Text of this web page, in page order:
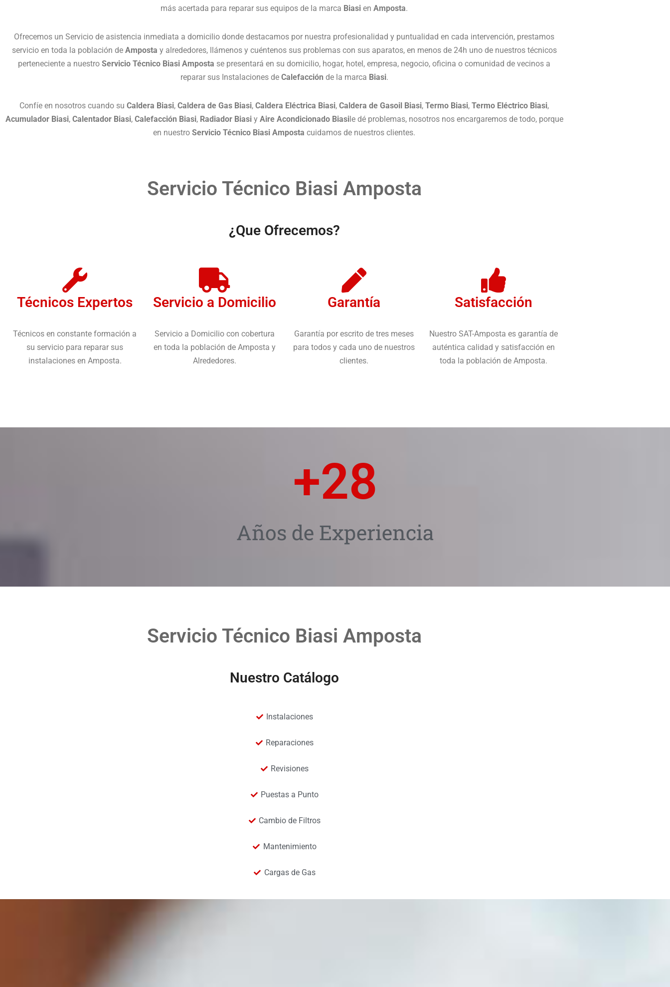
más acertada para reparar sus equipos de la marca Biasi en Amposta.
Ofrecemos un Servicio de asistencia inmediata a domicilio donde destacamos por nuestra profesionalidad y puntualidad en cada intervención, prestamos
servicio en toda la población de Amposta y alrededores, llámenos y cuéntenos sus problemas con sus aparatos, en menos de 24h uno de nuestros técnicos
perteneciente a nuestro Servicio Técnico Biasi Amposta se presentará en su domicilio, hogar, hotel, empresa, negocio, oficina o comunidad de vecinos a
reparar sus Instalaciones de Calefacción de la marca Biasi.
Confíe en nosotros cuando su Caldera Biasi, Caldera de Gas Biasi, Caldera Eléctrica Biasi, Caldera de Gasoil Biasi, Termo Biasi, Termo Eléctrico Biasi,
Acumulador Biasi, Calentador Biasi, Calefacción Biasi, Radiador Biasiy Aire Acondicionado Biasile dé problemas, nosotros nos encargaremos de todo, porque
en nuestro Servicio Técnico Biasi Amposta cuidamos de nuestros clientes.
Servicio Técnico Biasi Amposta
¿Que Ofrecemos?
Técnicos Expertos
Técnicos en constante formación a
su servicio para reparar sus
instalaciones en Amposta.
Servicio a Domicilio
Servicio a Domicilio con cobertura
en toda la población de Amposta y
Alrededores.
Garantía
Garantía por escrito de tres meses
para todos y cada uno de nuestros
clientes.
Satisfacción
Nuestro SAT-Amposta es garantía de
auténtica calidad y satisfacción en
toda la población de Amposta.
Años de Experiencia
+28
Servicio Técnico Biasi Amposta
Nuestro Catálogo
Instalaciones
Reparaciones
Revisiones
Puestas a Punto
Cambio de Filtros
Mantenimiento
Cargas de Gas